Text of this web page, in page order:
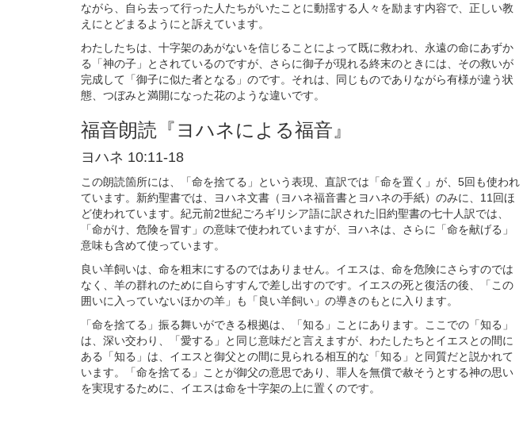
ながら、自ら去って行った人たちがいたことに動揺する人々を励ます内容で、正しい教
えにとどまるようにと訴えています。
わたしたちは、十字架のあがないを信じることによって既に救われ、永遠の命にあずか
る「神の子」とされているのですが、さらに御子が現れる終末のときには、その救いが
完成して「御子に似た者となる」のです。それは、同じものでありながら有様が違う状
態、つぼみと満開になった花のような違いです。
福音朗読『ヨハネによる福音』
ヨハネ 10:11-18
この朗読箇所には、「命を捨てる」という表現、直訳では「命を置く」が、5回も使われ
ています。新約聖書では、ヨハネ文書（ヨハネ福音書とヨハネの手紙）のみに、11回ほ
ど使われています。紀元前2世紀ごろギリシア語に訳された旧約聖書の七十人訳では、
「命がけ、危険を冒す」の意味で使われていますが、ヨハネは、さらに「命を献げる」
意味も含めて使っています。
良い羊飼いは、命を粗末にするのではありません。イエスは、命を危険にさらすのでは
なく、羊の群れのために自らすすんで差し出すのです。イエスの死と復活の後、「この
囲いに入っていないほかの羊」も「良い羊飼い」の導きのもとに入ります。
「命を捨てる」振る舞いができる根拠は、「知る」ことにあります。ここでの「知る」
は、深い交わり、「愛する」と同じ意味だと言えますが、わたしたちとイエスとの間に
ある「知る」は、イエスと御父との間に見られる相互的な「知る」と同質だと説かれて
います。「命を捨てる」ことが御父の意思であり、罪人を無償で赦そうとする神の思い
を実現するために、イエスは命を十字架の上に置くのです。